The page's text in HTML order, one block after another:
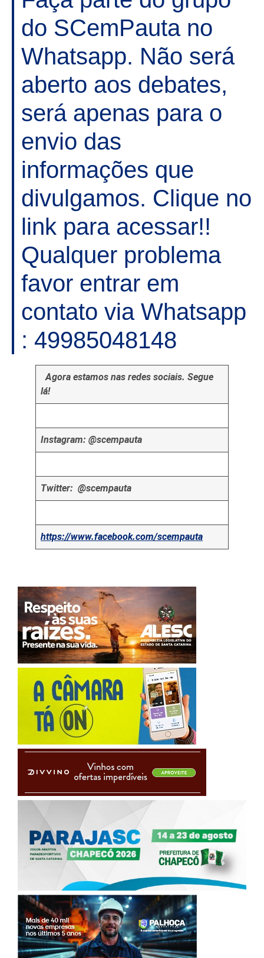
do SCemPauta no
Whatsapp. Não será
aberto aos debates,
será apenas para o
envio das
informações que
divulgamos. Clique no
link para acessar!!
Qualquer problema
favor entrar em
contato via Whatsapp
: 49985048148
Agora estamos nas redes sociais. Segue
lá!
Instagram: @scempauta
Twitter: @scempauta
https://www.facebook.com/scempauta